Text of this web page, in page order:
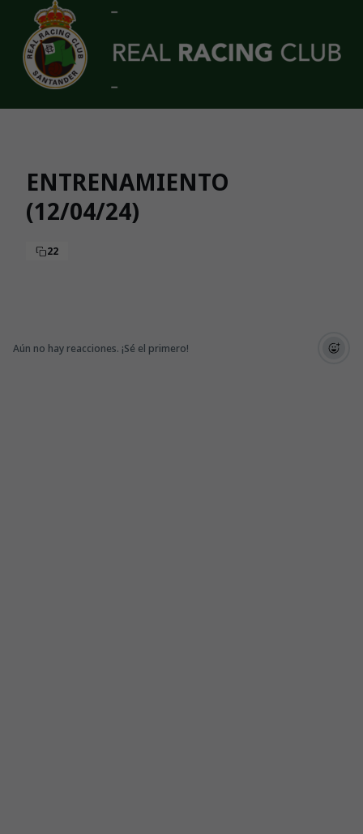
Skip to main content
ENTRENAMIENTO
(12/04/24)
22
Aún no hay reacciones. ¡Sé el primero!